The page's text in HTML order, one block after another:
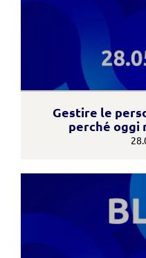
Gestire le
perché oggi